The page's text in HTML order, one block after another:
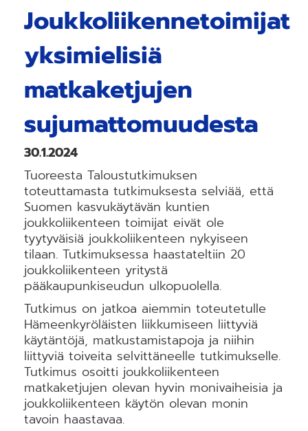
Joukkoliikennetoimijat
yksimielisiä
matkaketjujen
sujumattomuudesta
30.1.2024
Tuoreesta Taloustutkimuksen
toteuttamasta tutkimuksesta selviää, että
Suomen kasvukäytävän kuntien
joukkoliikenteen toimijat eivät ole
tyytyväisiä joukkoliikenteen nykyiseen
tilaan. Tutkimuksessa haastateltiin 20
joukkoliikenteen yritystä
pääkaupunkiseudun ulkopuolella.
Tutkimus on jatkoa aiemmin toteutetulle
Hämeenkyröläisten liikkumiseen liittyviä
käytäntöjä, matkustamistapoja ja niihin
liittyviä toiveita selvittäneelle tutkimukselle.
Tutkimus osoitti joukkoliikenteen
matkaketjujen olevan hyvin monivaiheisia ja
joukkoliikenteen käytön olevan monin
tavoin haastavaa.